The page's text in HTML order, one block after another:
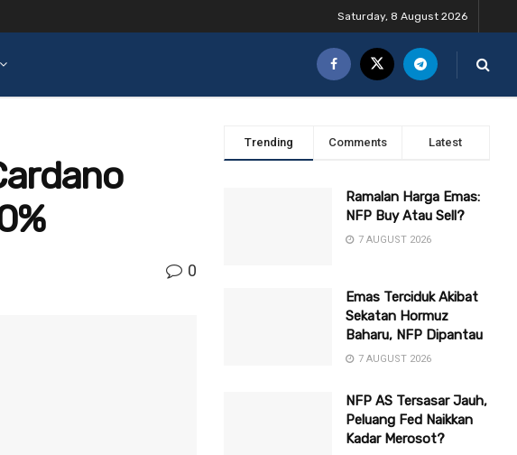
Saturday, 8 August 2026
0
Trending Comments Latest
Ramalan Harga Emas:
NFP Buy Atau Sell?
7 AUGUST 2026
Emas Terciduk Akibat
Sekatan Hormuz
Baharu, NFP Dipantau
7 AUGUST 2026
NFP AS Tersasar Jauh,
Peluang Fed Naikkan
Kadar Merosot?